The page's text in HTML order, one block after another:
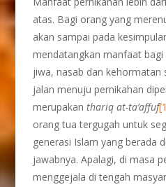
atas. Bagi orang yang
akan sampai pada
mendatangkan manfaat
jiwa, nasab dan kehormatan
jalan menuju pernikahan
merupakanthariq at-ta’affuf
orang tua tergugah untuk
generasi Islam yang berada
jawabnya. Apalagi, di masa
menggejala di tengah